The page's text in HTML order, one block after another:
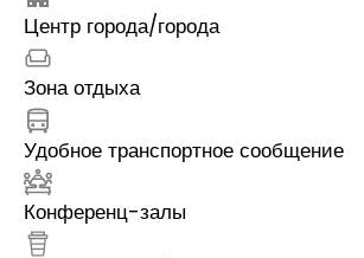
Центр города/города
Зона отдыха
Удобное транспортное сообщение
Конференц-залы